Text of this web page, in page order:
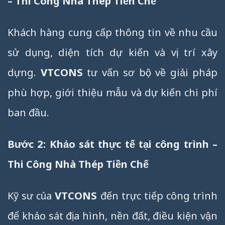
Khách hàng cung cấp thông tin về nhu cầu
sử dụng, diện tích dự kiến và vị trí xây
dựng. VTCONS tư vấn sơ bộ về giải pháp
phù hợp, giới thiệu mẫu và dự kiến chi phí
ban đầu.
Bước 2: Khảo sát thực tế tại công trình –
Thi Công Nhà Thép Tiền Chế
Kỹ sư củaVTCONS đến trực tiếp công trình
để khảo sát địa hình, nền đất, điều kiện vận